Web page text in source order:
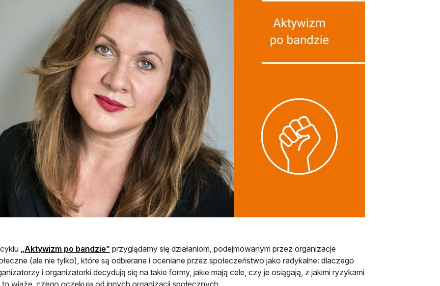
„Aktywizm po bandzie” przyglądamy się działaniom, podejmowanym przez organizacje
(ale nie tylko), które są odbierane i oceniane przez społeczeństwo jako radykalne: dlaczego
i organizatorki decydują się na takie formy, jakie mają cele, czy je osiągają, z jakimi ryzykami
to wiąże, czego oczekują od innych organizacji społecznych.